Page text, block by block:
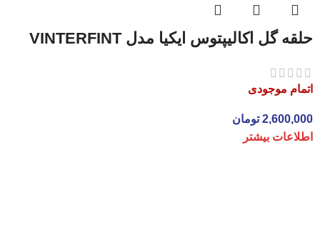
حلقه گل اکالیپتوس ایکیا مدل VINTERFINT
اتمام موجودی
2,600,000 تومان
اطلاعات بیشتر